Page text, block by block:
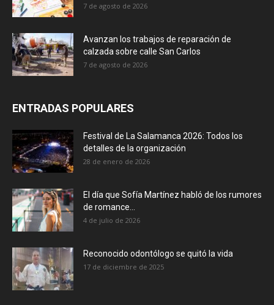
7 de agosto de 2026
Avanzan los trabajos de reparación de
calzada sobre calle San Carlos
7 de agosto de 2026
ENTRADAS POPULARES
Festival de La Salamanca 2026: Todos los
detalles de la organización
28 de enero de 2026
El día que Sofía Martínez habló de los rumores
de romance...
4 de julio de 2026
Reconocido odontólogo se quitó la vida
17 de diciembre de 2025